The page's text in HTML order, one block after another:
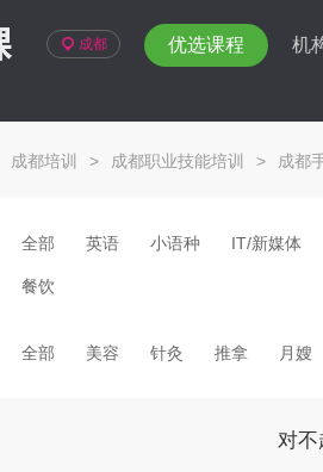
成都 优选课程 机
成都培训 > 成都职业技能培训 > 成都
全部 英语 小语种 IT/新媒体
餐饮
全部 美容 针灸 推拿 月嫂
对不